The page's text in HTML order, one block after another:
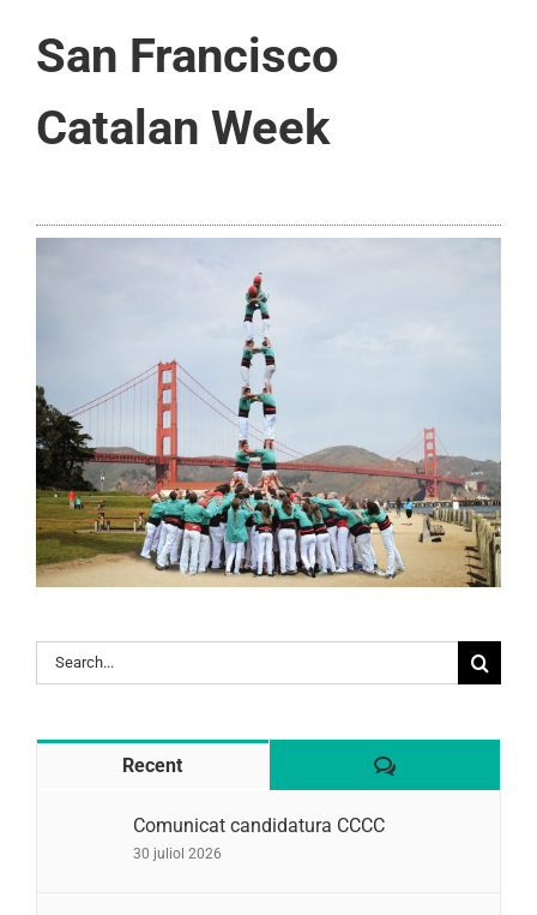
San Francisco
Catalan Week
Search
for:
Recent Comentaris
Comunicat candidatura CCCC
30 juliol 2026